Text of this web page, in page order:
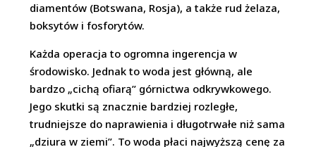
diamentów (Botswana, Rosja), a także rud żelaza,
boksytów i fosforytów.
Każda operacja to ogromna ingerencja w
środowisko. Jednak to woda jest główną, ale
bardzo „cichą ofiarą” górnictwa odkrywkowego.
Jego skutki są znacznie bardziej rozległe,
trudniejsze do naprawienia i długotrwałe niż sama
„dziura w ziemi”. To woda płaci najwyższą cenę za